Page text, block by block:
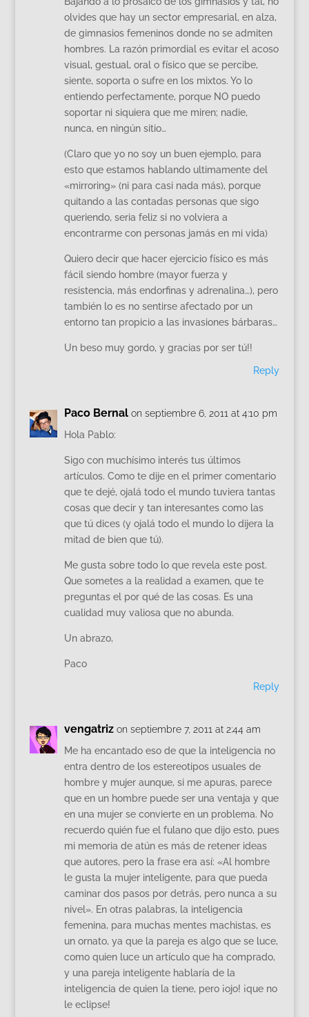
olvides que hay un sector empresarial, en alza,
de gimnasios femeninos donde no se admiten
hombres. La razón primordial es evitar el acoso
visual, gestual, oral o físico que se percibe,
siente, soporta o sufre en los mixtos. Yo lo
entiendo perfectamente, porque NO puedo
soportar ni siquiera que me miren; nadie,
nunca, en ningún sitio…
(Claro que yo no soy un buen ejemplo, para
esto que estamos hablando ultimamente del
«mirroring» (ni para casi nada más), porque
quitando a las contadas personas que sigo
queriendo, seria feliz si no volviera a
encontrarme con personas jamás en mi vida)
Quiero decir que hacer ejercicio físico es más
fácil siendo hombre (mayor fuerza y
resistencia, más endorfinas y adrenalina…), pero
también lo es no sentirse afectado por un
entorno tan propicio a las invasiones bárbaras…
Un beso muy gordo, y gracias por ser tú!!
Reply
Paco Bernal on septiembre 6, 2011 at 4:10 pm
Hola Pablo:
Sigo con muchísimo interés tus últimos
artículos. Como te dije en el primer comentario
que te dejé, ojalá todo el mundo tuviera tantas
cosas que decir y tan interesantes como las
que tú dices (y ojalá todo el mundo lo dijera la
mitad de bien que tú).
Me gusta sobre todo lo que revela este post.
Que sometes a la realidad a examen, que te
preguntas el por qué de las cosas. Es una
cualidad muy valiosa que no abunda.
Un abrazo,
Paco
Reply
vengatriz on septiembre 7, 2011 at 2:44 am
Me ha encantado eso de que la inteligencia no
entra dentro de los estereotipos usuales de
hombre y mujer aunque, si me apuras, parece
que en un hombre puede ser una ventaja y que
en una mujer se convierte en un problema. No
recuerdo quién fue el fulano que dijo esto, pues
mi memoria de atún es más de retener ideas
que autores, pero la frase era así: «Al hombre
le gusta la mujer inteligente, para que pueda
caminar dos pasos por detrás, pero nunca a su
nivel». En otras palabras, la inteligencia
femenina, para muchas mentes machistas, es
un ornato, ya que la pareja es algo que se luce,
como quien luce un artículo que ha comprado,
y una pareja inteligente hablaría de la
inteligencia de quien la tiene, pero ¡ojo! ¡que no
le eclipse!